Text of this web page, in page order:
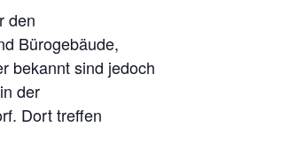
den
Bürogebäude,
bekannt sind jedoch
der
Dort treffen